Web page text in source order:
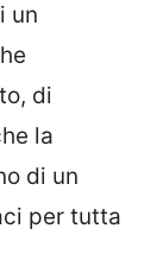
un
di
la
di un
per tutta